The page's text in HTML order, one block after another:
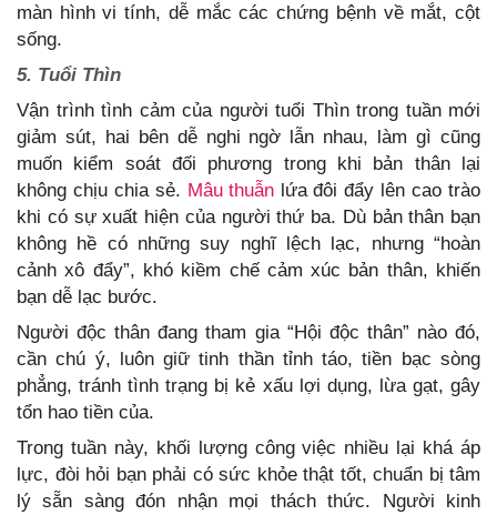
màn hình vi tính, dễ mắc các chứng bệnh về mắt, cột
sống.
5. Tuổi Thìn
Vận trình tình cảm của người tuổi Thìn trong tuần mới
giảm sút, hai bên dễ nghi ngờ lẫn nhau, làm gì cũng
muốn kiểm soát đối phương trong khi bản thân lại
không chịu chia sẻ. Mâu thuẫnlứa đôi đẩy lên cao trào
khi có sự xuất hiện của người thứ ba. Dù bản thân bạn
không hề có những suy nghĩ lệch lạc, nhưng “hoàn
cảnh xô đẩy”, khó kiềm chế cảm xúc bản thân, khiến
bạn dễ lạc bước.
Người độc thân đang tham gia “Hội độc thân” nào đó,
cần chú ý, luôn giữ tinh thần tỉnh táo, tiền bạc sòng
phẳng, tránh tình trạng bị kẻ xấu lợi dụng, lừa gạt, gây
tổn hao tiền của.
Trong tuần này, khối lượng công việc nhiều lại khá áp
lực, đòi hỏi bạn phải có sức khỏe thật tốt, chuẩn bị tâm
lý sẵn sàng đón nhận mọi thách thức. Người kinh